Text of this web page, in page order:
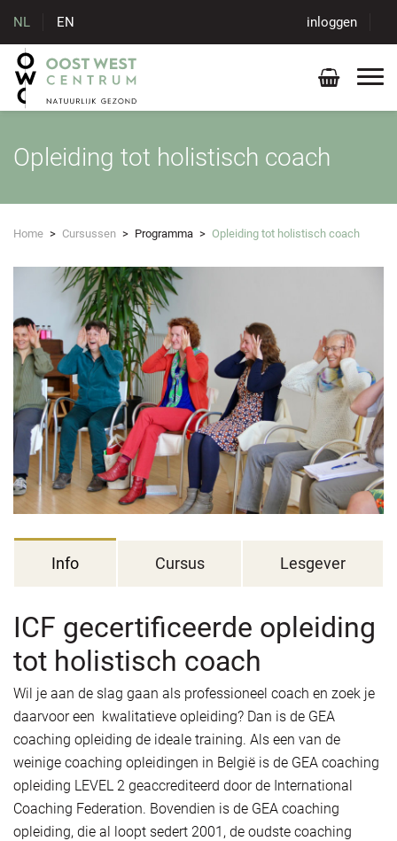
NL EN inloggen
Opleiding tot holistisch coach
Home > Cursussen > Programma > Opleiding tot holistisch coach
Info Cursus Lesgever
ICF gecertificeerde opleiding
tot holistisch coach
Wil je aan de slag gaan als professioneel coach en zoek je
daarvoor een kwalitatieve opleiding? Dan is de GEA
coaching opleiding de ideale training. Als een van de
weinige coaching opleidingen in België is de GEA coaching
opleiding LEVEL 2 geaccrediteerd door de International
Coaching Federation. Bovendien is de GEA coaching
opleiding, die al loopt sedert 2001, de oudste coaching